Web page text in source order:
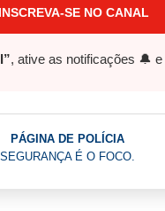
SE NO CANAL
, ative as notificações 🔔 e
PÁGINA DE POLÍCIA
SEGURANÇA É O FOCO.